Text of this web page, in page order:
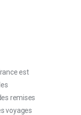
est
remises
voyages